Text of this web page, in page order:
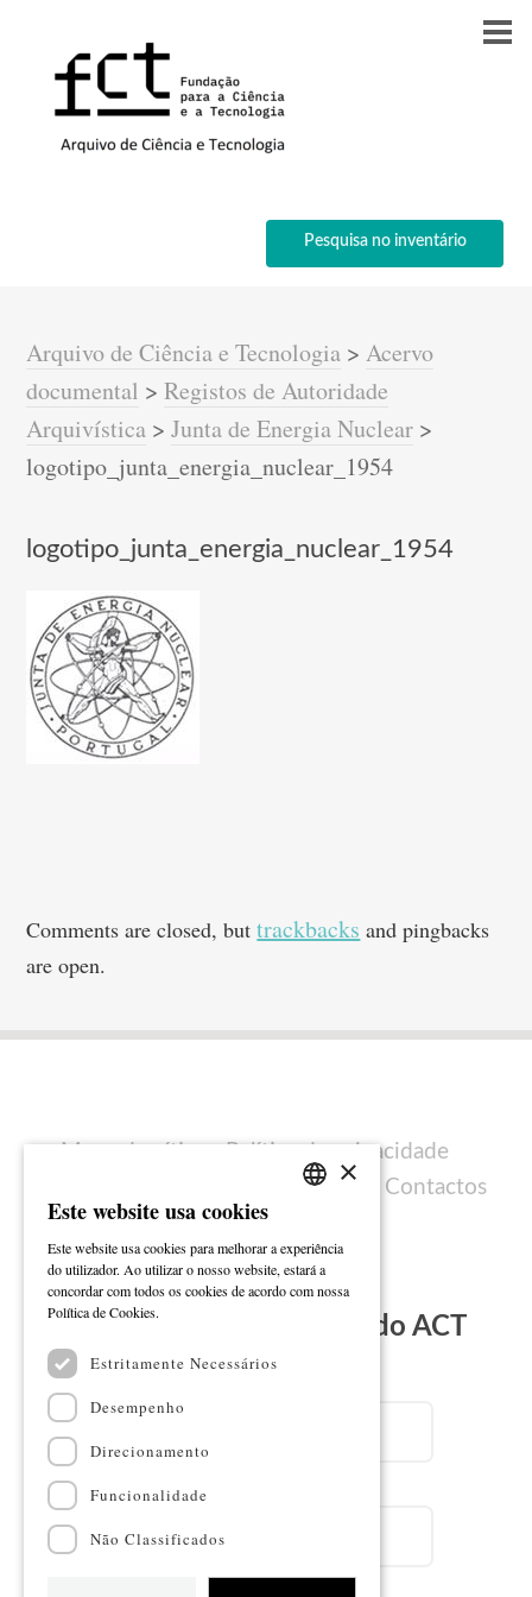
Pesquisa no inventário
Arquivo de Ciência e Tecnologia >Acervo
documental >Registos de Autoridade
Arquivística >Junta de Energia Nuclear >
logotipo_junta_energia_nuclear_1954
logotipo_junta_energia_nuclear_1954
Comments are closed, buttrackbacks and pingbacks
are open.
Mapa do sítio
Política de privacidade
Ficha técnica Contactos
Subscreva a Newsletter do ACT
ENGLISH
×
Este website usa cookies
Este website usa cookies para melhorar a experiência
do utilizador. Ao utilizar o nosso website, estará a
concordar com todos os cookies de acordo com nossa
Política de Cookies.
Estritamente Necessários
Desempenho
Direcionamento
Funcionalidade
Não Classificados